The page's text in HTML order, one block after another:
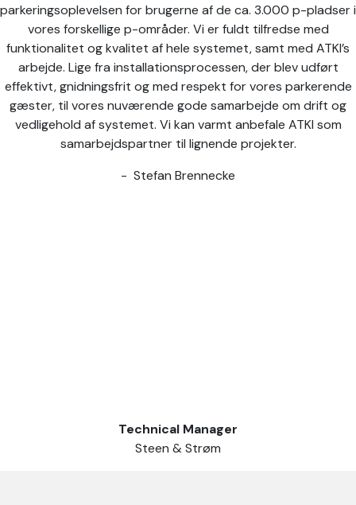
parkeringsoplevelsen for brugerne af de ca. 3.000 p-pladser i
vores forskellige p-områder. Vi er fuldt tilfredse med
funktionalitet og kvalitet af hele systemet, samt med ATKI’s
arbejde. Lige fra installationsprocessen, der blev udført
effektivt, gnidningsfrit og med respekt for vores parkerende
gæster, til vores nuværende gode samarbejde om drift og
vedligehold af systemet. Vi kan varmt anbefale ATKI som
samarbejdspartner til lignende projekter.
Stefan Brennecke
Technical Manager
Steen & Strøm